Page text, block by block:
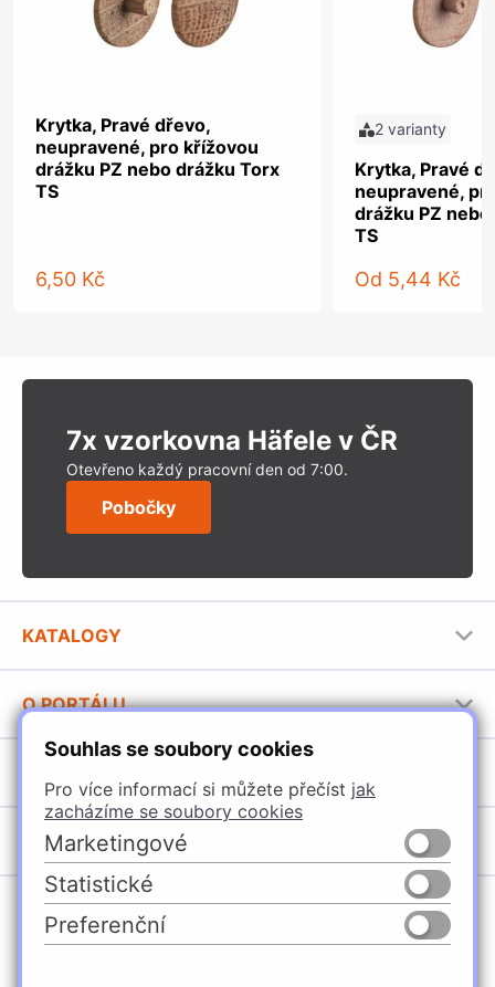
Souhlas se soubory cookies
Pro více informací si můžete přečíst jak
zacházíme se soubory cookies
Marketingové
Statistické
Preferenční
Krytka, Pravé dřevo,
neupravené, pro křížovou
drážku PZ nebo drážku Torx
TS
6,50 Kč
2 varianty
Krytka, Pravé
neupravené,
drážku PZ
TS
Od 5,44 Kč
7x vzorkovna Häfele v ČR
Otevřeno každý pracovní den od 7:00.
Pobočky
KATALOGY
Stavební katalog Häfele
Brožury Häfele
O PORTÁLU
Provozovatel portálu
Jak používat portál
Úchytky
Nábytkové kování
Vybavení kuchyní
Osvětlení a elektro
POBOČKY
Domašín
Vyškov